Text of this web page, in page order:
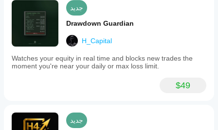
جديد
Drawdown Guardian
H_Capital
Watches your equity in real time and blocks new trades the
moment you're near your daily or max loss limit.
$49
جديد